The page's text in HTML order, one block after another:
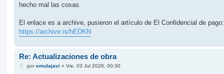
hecho mal las cosas.
El enlace es a archive, pusieron el artículo de El Confidencial de pago:
https://archive.is/hEDKN
Re: Actualizaciones de obra
Mporemulajavi » Vie, 03 Jul 2026, 00:30